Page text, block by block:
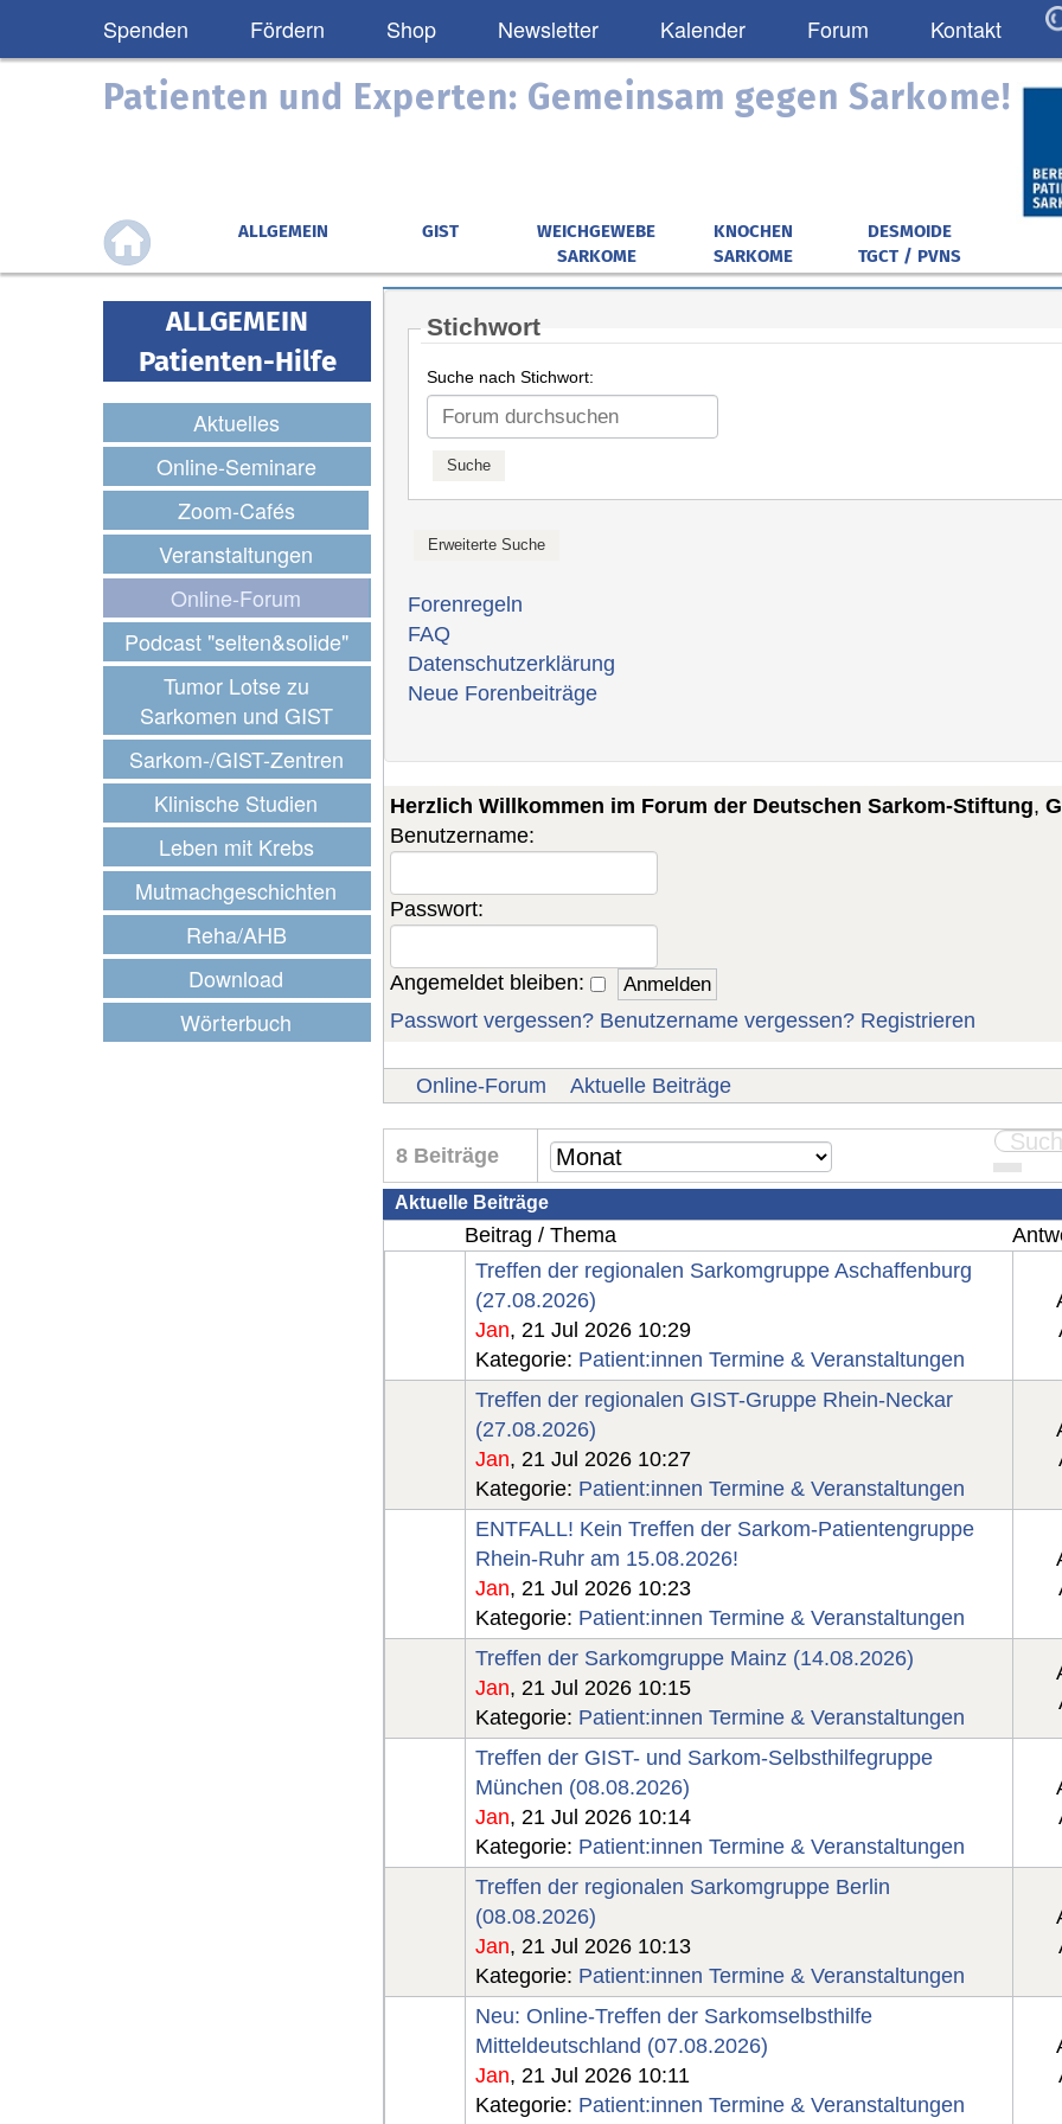
Spenden Fördern Shop Newsletter Kalender Forum Kontakt
Patienten und Experten: Gemeinsam gegen Sarkome!
ALLGEMEIN GIST
WEICHGEWEBE
SARKOME
KNOCHEN
SARKOME
DESMOIDE
TGCT / PVNS
ALLGEMEIN
Patienten-Hilfe
Aktuelles
Online-Seminare
Zoom-Cafés
Veranstaltungen
Online-Forum
Podcast "selten&solide"
Tumor Lotse zu
Sarkomen und GIST
Sarkom-/GIST-Zentren
Klinische Studien
Leben mit Krebs
Mutmachgeschichten
Reha/AHB
Download
Wörterbuch
Stichwort
Suche nach Stichwort:
Forenregeln
FAQ
Datenschutzerklärung
Neue Forenbeiträge
Herzlich Willkommen im Forum der Deutschen Sarkom-Stiftung,
Benutzername:
Passwort:
Angemeldet bleiben:
Passwort vergessen? Benutzername vergessen? Registrieren
Online-Forum Aktuelle Beiträge
8 Beiträge
Aktuelle Beiträge
Beitrag / Thema
Treffen der regionalen Sarkomgruppe Aschaffenburg
(27.08.2026)
Jan, 21 Jul 2026 10:29
Kategorie: Patient:innen Termine & Veranstaltungen
Treffen der regionalen GIST-Gruppe Rhein-Neckar
(27.08.2026)
Jan, 21 Jul 2026 10:27
Kategorie: Patient:innen Termine & Veranstaltungen
ENTFALL! Kein Treffen der Sarkom-Patientengruppe
Rhein-Ruhr am 15.08.2026!
Jan, 21 Jul 2026 10:23
Kategorie: Patient:innen Termine & Veranstaltungen
Treffen der Sarkomgruppe Mainz (14.08.2026)
Jan, 21 Jul 2026 10:15
Kategorie: Patient:innen Termine & Veranstaltungen
Treffen der GIST- und Sarkom-Selbsthilfegruppe
München (08.08.2026)
Jan, 21 Jul 2026 10:14
Kategorie: Patient:innen Termine & Veranstaltungen
Treffen der regionalen Sarkomgruppe Berlin
(08.08.2026)
Jan, 21 Jul 2026 10:13
Kategorie: Patient:innen Termine & Veranstaltungen
Neu: Online-Treffen der Sarkomselbsthilfe
Mitteldeutschland (07.08.2026)
Jan, 21 Jul 2026 10:11
Kategorie: Patient:innen Termine & Veranstaltungen